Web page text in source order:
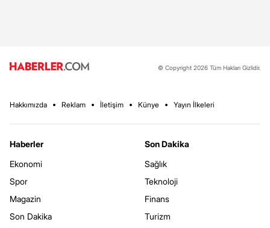
© Copyright 2026 Tüm Hakları Gizlidir.
Hakkımızda Reklam İletişim Künye Yayın İlkeleri
Haberler
Ekonomi
Spor
Magazin
Son Dakika
Son Dakika
Sağlık
Teknoloji
Finans
Turizm